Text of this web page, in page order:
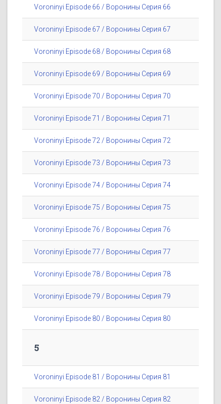
Voroninyi Episode 66 / Воронины Серия 66
Voroninyi Episode 67 / Воронины Серия 67
Voroninyi Episode 68 / Воронины Серия 68
Voroninyi Episode 69 / Воронины Серия 69
Voroninyi Episode 70 / Воронины Серия 70
Voroninyi Episode 71 / Воронины Серия 71
Voroninyi Episode 72 / Воронины Серия 72
Voroninyi Episode 73 / Воронины Серия 73
Voroninyi Episode 74 / Воронины Серия 74
Voroninyi Episode 75 / Воронины Серия 75
Voroninyi Episode 76 / Воронины Серия 76
Voroninyi Episode 77 / Воронины Серия 77
Voroninyi Episode 78 / Воронины Серия 78
Voroninyi Episode 79 / Воронины Серия 79
Voroninyi Episode 80 / Воронины Серия 80
5
Voroninyi Episode 81 / Воронины Серия 81
Voroninyi Episode 82 / Воронины Серия 82